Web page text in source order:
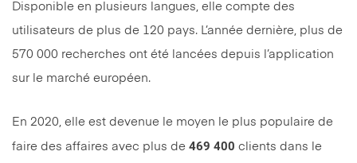
Disponible en plusieurs langues, elle compte des
utilisateurs de plus de 120 pays. L’année dernière, plus de
570 000 recherches ont été lancées depuis l’application
sur le marché européen.
En 2020, elle est devenue le moyen le plus populaire de
faire des affaires avec plus de 469 400 clients dans le